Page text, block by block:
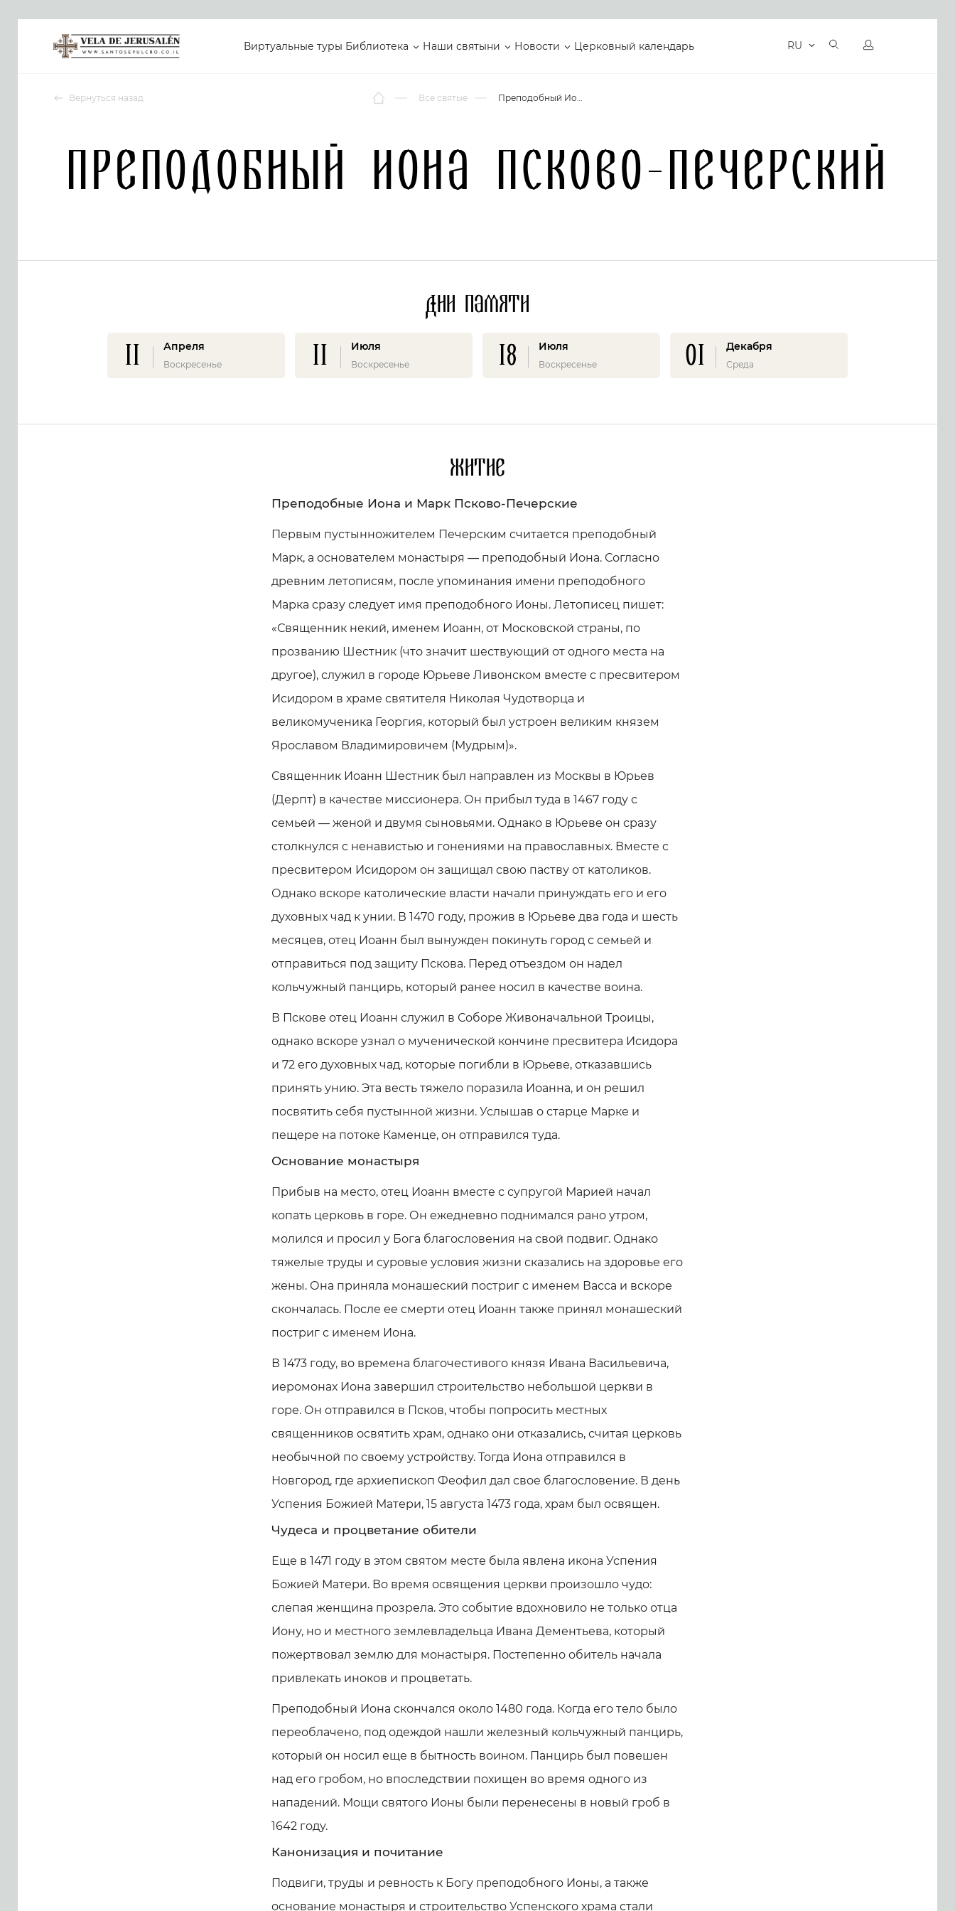
Виртуальные туры Библиотека Наши святыни Новости Церковный календарь RU
Вернуться назад Все святые Преподобный Иона Псково-Печерский
Преподобный Иона Псково-Печерский
Дни памяти
11 Апреля
Воскресенье 11 Июля
Воскресенье 18 Июля
Воскресенье 01 Декабря
Среда
Житие
Преподобные Иона и Марк Псково-Печерские
Первым пустынножителем Печерским считается преподобный
Марк, а основателем монастыря — преподобный Иона. Согласно
древним летописям, после упоминания имени преподобного
Марка сразу следует имя преподобного Ионы. Летописец пишет:
«Священник некий, именем Иоанн, от Московской страны, по
прозванию Шестник (что значит шествующий от одного места на
другое), служил в городе Юрьеве Ливонском вместе с пресвитером
Исидором в храме святителя Николая Чудотворца и
великомученика Георгия, который был устроен великим князем
Ярославом Владимировичем (Мудрым)».
Священник Иоанн Шестник был направлен из Москвы в Юрьев
(Дерпт) в качестве миссионера. Он прибыл туда в 1467 году с
семьей — женой и двумя сыновьями. Однако в Юрьеве он сразу
столкнулся с ненавистью и гонениями на православных. Вместе с
пресвитером Исидором он защищал свою паству от католиков.
Однако вскоре католические власти начали принуждать его и его
духовных чад к унии. В 1470 году, прожив в Юрьеве два года и шесть
месяцев, отец Иоанн был вынужден покинуть город с семьей и
отправиться под защиту Пскова. Перед отъездом он надел
кольчужный панцирь, который ранее носил в качестве воина.
В Пскове отец Иоанн служил в Соборе Живоначальной Троицы,
однако вскоре узнал о мученической кончине пресвитера Исидора
и 72 его духовных чад, которые погибли в Юрьеве, отказавшись
принять унию. Эта весть тяжело поразила Иоанна, и он решил
посвятить себя пустынной жизни. Услышав о старце Марке и
пещере на потоке Каменце, он отправился туда.
Основание монастыря
Прибыв на место, отец Иоанн вместе с супругой Марией начал
копать церковь в горе. Он ежедневно поднимался рано утром,
молился и просил у Бога благословения на свой подвиг. Однако
тяжелые труды и суровые условия жизни сказались на здоровье его
жены. Она приняла монашеский постриг с именем Васса и вскоре
скончалась. После ее смерти отец Иоанн также принял монашеский
постриг с именем Иона.
В 1473 году, во времена благочестивого князя Ивана Васильевича,
иеромонах Иона завершил строительство небольшой церкви в
горе. Он отправился в Псков, чтобы попросить местных
священников освятить храм, однако они отказались, считая церковь
необычной по своему устройству. Тогда Иона отправился в
Новгород, где архиепископ Феофил дал свое благословение. В день
Успения Божией Матери, 15 августа 1473 года, храм был освящен.
Чудеса и процветание обители
Еще в 1471 году в этом святом месте была явлена икона Успения
Божией Матери. Во время освящения церкви произошло чудо:
слепая женщина прозрела. Это событие вдохновило не только отца
Иону, но и местного землевладельца Ивана Дементьева, который
пожертвовал землю для монастыря. Постепенно обитель начала
привлекать иноков и процветать.
Преподобный Иона скончался около 1480 года. Когда его тело было
переоблачено, под одеждой нашли железный кольчужный панцирь,
который он носил еще в бытность воином. Панцирь был повешен
над его гробом, но впоследствии похищен во время одного из
нападений. Мощи святого Ионы были перенесены в новый гроб в
1642 году.
Канонизация и почитание
Подвиги, труды и ревность к Богу преподобного Ионы, а также
основание монастыря и строительство Успенского храма стали